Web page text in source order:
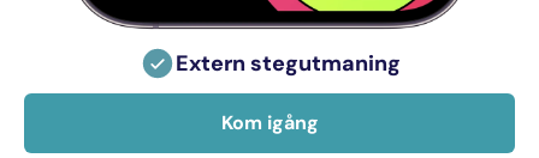
Extern stegutmaning
Kom igång